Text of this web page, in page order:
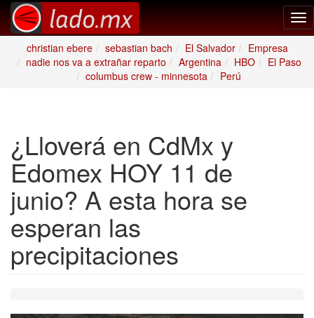
christian ebere
sebastian bach El Salvador
Empresa
nadie nos va a extrañar reparto
Argentina HBO
El Paso
columbus crew - minnesota
Perú
¿Lloverá en CdMx y
Edomex HOY 11 de
junio? A esta hora se
esperan las
precipitaciones